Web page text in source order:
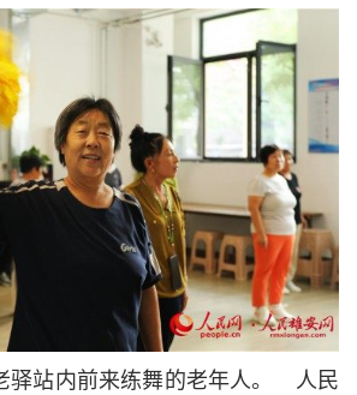
驿站内前来练舞的老年人。 人民